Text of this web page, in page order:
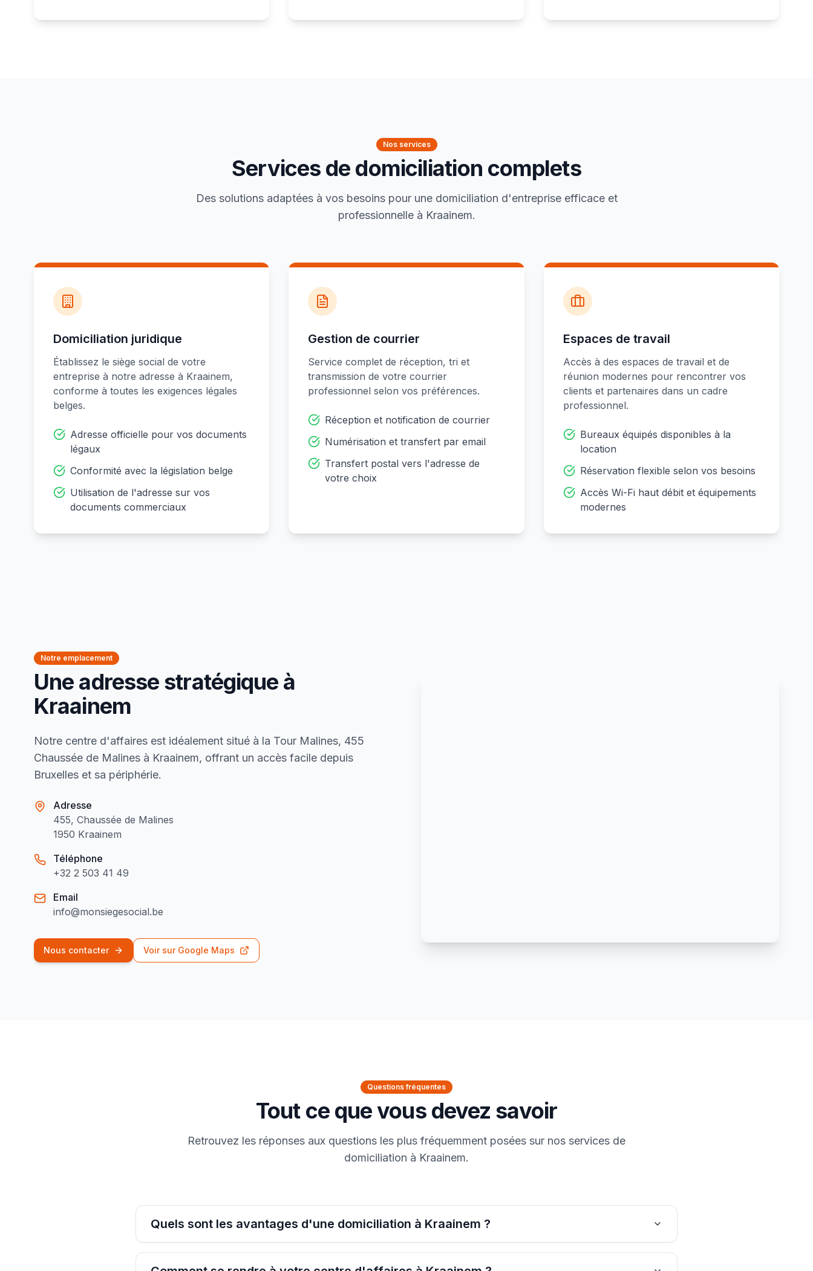
Nos services
Services de domiciliation complets
Des solutions adaptées à vos besoins pour une domiciliation d'entreprise efficace et
professionnelle à Kraainem.
Domiciliation juridique
Établissez le siège social de votre
entreprise à notre adresse à Kraainem,
conforme à toutes les exigences légales
belges.
Adresse officielle pour vos documents
légaux
Conformité avec la législation belge
Utilisation de l'adresse sur vos
documents commerciaux
Gestion de courrier
Service complet de réception, tri et
transmission de votre courrier
professionnel selon vos préférences.
Réception et notification de courrier
Numérisation et transfert par email
Transfert postal vers l'adresse de
votre choix
Espaces de travail
Accès à des espaces de travail et de
réunion modernes pour rencontrer vos
clients et partenaires dans un cadre
professionnel.
Bureaux équipés disponibles à la
location
Réservation flexible selon vos besoins
Accès Wi-Fi haut débit et équipements
modernes
Notre emplacement
Une adresse stratégique à
Kraainem
Notre centre d'affaires est idéalement situé à la Tour Malines, 455
Chaussée de Malines à Kraainem, offrant un accès facile depuis
Bruxelles et sa périphérie.
Adresse
455, Chaussée de Malines
1950 Kraainem
Téléphone
+32 2 503 41 49
Email
info@monsiegesocial.be
Nous contacter Voir sur Google Maps
Questions fréquentes
Tout ce que vous devez savoir
Retrouvez les réponses aux questions les plus fréquemment posées sur nos services de
domiciliation à Kraainem.
Quels sont les avantages d'une domiciliation à Kraainem ?